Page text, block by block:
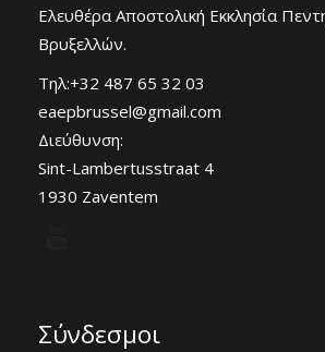
Ελευθέρα Αποστολική Εκκλησία
Βρυξελλών.
Τηλ:+32 487 65 32 03
eaepbrussel@gmail.com
Διεύθυνση:
Sint-Lambertusstraat 4
1930 Zaventem
Σύνδεσμοι